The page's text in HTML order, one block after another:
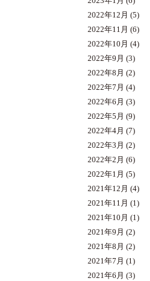
2022年12月 (5)
2022年11月 (6)
2022年10月 (4)
2022年9月 (3)
2022年8月 (2)
2022年7月 (4)
2022年6月 (3)
2022年5月 (9)
2022年4月 (7)
2022年3月 (2)
2022年2月 (6)
2022年1月 (5)
2021年12月 (4)
2021年11月 (1)
2021年10月 (1)
2021年9月 (2)
2021年8月 (2)
2021年7月 (1)
2021年6月 (3)